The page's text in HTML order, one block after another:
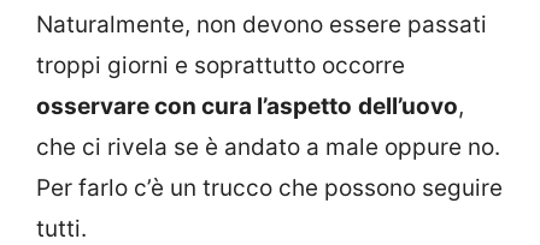
Naturalmente, non devono essere passati
troppi giorni e soprattutto occorre
osservare con cura l’aspetto dell’uovo,
che ci rivela se è andato a male oppure no.
Per farlo c’è un trucco che possono seguire
tutti.